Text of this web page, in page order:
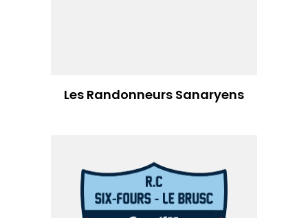
Les Randonneurs Sanaryens